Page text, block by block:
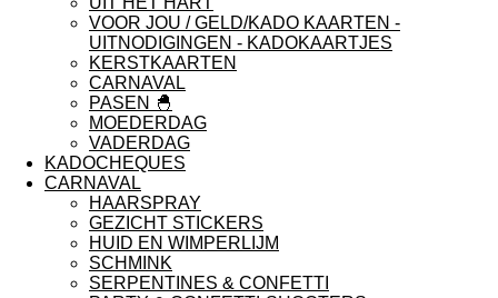
VOOR JOU / GELD/KADO KAARTEN -
UITNODIGINGEN - KADOKAARTJES
KERSTKAARTEN
CARNAVAL
PASEN 🐣
MOEDERDAG
VADERDAG
KADOCHEQUES
CARNAVAL
HAARSPRAY
GEZICHT STICKERS
HUID EN WIMPERLIJM
SCHMINK
SERPENTINES & CONFETTI